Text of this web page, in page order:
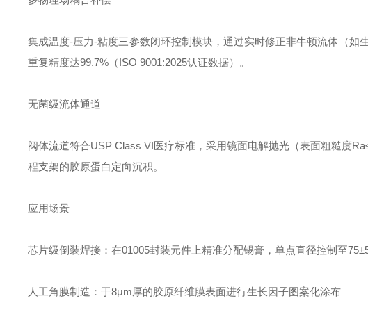
集成温度-压力-粘度三参数闭环控制模块，通过实时修正非牛顿流体（
重复精度达99.7%（ISO 9001:2025认证数据）。
无菌级流体通道‌
阀体流道符合USP Class VI医疗标准，采用镜面电解抛光（表面粗糙度
程支架的胶原蛋白定向沉积。
应用场景‌
芯片级倒装焊接‌：在01005封装元件上精准分配锡膏，单点直径控制至
人工角膜制造‌：于8μm厚的胶原纤维膜表面进行生长因子图案化涂布